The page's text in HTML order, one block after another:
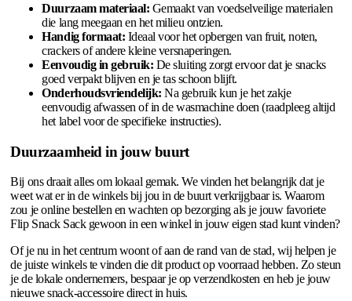
Duurzaam materiaal: Gemaakt van voedselveilige materialen
die lang meegaan en het milieu ontzien.
Handig formaat: Ideaal voor het opbergen van fruit, noten,
crackers of andere kleine versnaperingen.
Eenvoudig in gebruik: De sluiting zorgt ervoor dat je snacks
goed verpakt blijven en je tas schoon blijft.
Onderhoudsvriendelijk: Na gebruik kun je het zakje
eenvoudig afwassen of in de wasmachine doen (raadpleeg altijd
het label voor de specifieke instructies).
Duurzaamheid in jouw buurt
Bij ons draait alles om lokaal gemak. We vinden het belangrijk dat je
weet wat er in de winkels bij jou in de buurt verkrijgbaar is. Waarom
zou je online bestellen en wachten op bezorging als je jouw favoriete
Flip Snack Sack gewoon in een winkel in jouw eigen stad kunt vinden?
Of je nu in het centrum woont of aan de rand van de stad, wij helpen je
de juiste winkels te vinden die dit product op voorraad hebben. Zo steun
je de lokale ondernemers, bespaar je op verzendkosten en heb je jouw
nieuwe snack-accessoire direct in huis.